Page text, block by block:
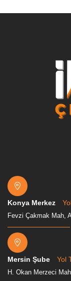
Konya Merkez
Fevzi Çakmak Mah,
Mersin Şube Yol
H. Okan Merzeci